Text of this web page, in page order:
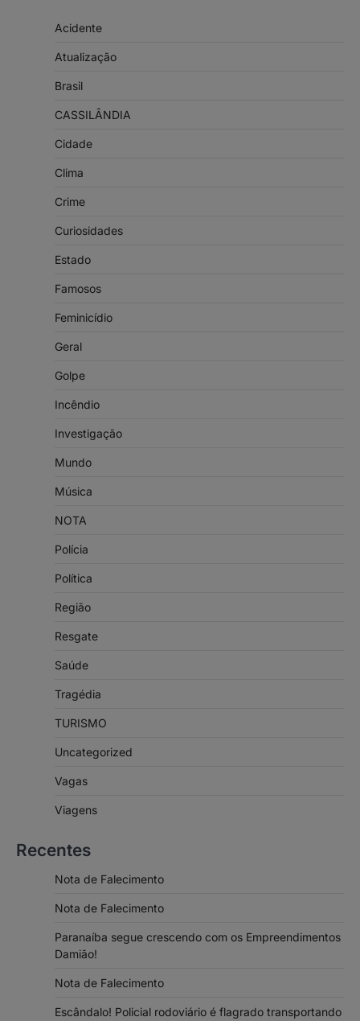
Acidente
Atualização
Brasil
CASSILÂNDIA
Cidade
Clima
Crime
Curiosidades
Estado
Famosos
Feminicídio
Geral
Golpe
Incêndio
Investigação
Mundo
Música
NOTA
Polícia
Política
Região
Resgate
Saúde
Tragédia
TURISMO
Uncategorized
Vagas
Viagens
Recentes
Nota de Falecimento
Nota de Falecimento
Paranaíba segue crescendo com os Empreendimentos
Damião!
Nota de Falecimento
Escândalo! Policial rodoviário é flagrado transportando